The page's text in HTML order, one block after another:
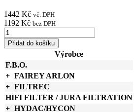
1442 Kč vč. DPH
1192 Kč bez DPH
P173028
Donaldson
Hydraulický
vložka
množství
Přidat do košíku
Výrobce
F.B.O.
FAIREY ARLON
FILTREC
HIFI FILTER / JURA FILTRATION
HYDAC/HYCON